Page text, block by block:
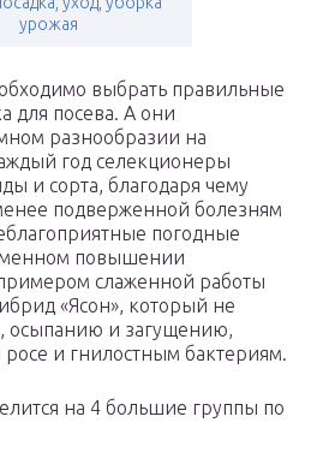
урожая
выбрать правильные
для посева. А они
разнообразии на
год селекционеры
и сорта, благодаря чему
подверженной болезням
погодные
повышении
слаженной работы
«Ясон», который не
осыпанию и загущению,
росе и гнилостным бактериям.
на 4 большие группы по